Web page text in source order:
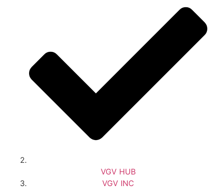
VGV HUB
VGV INC